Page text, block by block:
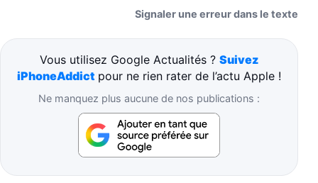
Signaler une erreur dans le texte
Vous utilisez Google Actualités ? Suivez
iPhoneAddict pour ne rien rater de l’actu Apple !
Ne manquez plus aucune de nos publications :